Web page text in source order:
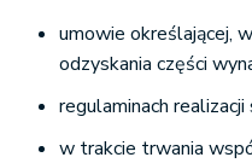
umowie określającej,
odzyskania części
regulaminach
w trakcie trwania